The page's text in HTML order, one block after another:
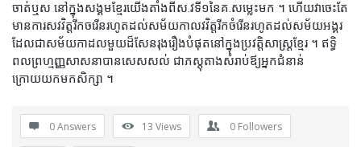
ចាត់ឬស នៅក្នុងសង្គមខ្មែរយើងតាំងពីស.វទី១នៃគ.សម្លេះមក ។ ហើយវាចេះតែ
មានការសវវិត្តរីកចរើនរហូតដល់សម័យកាលវវិត្តរីកចំរើនរហូតដល់សម័យអង្គរ
ដែលជាសម័យកាដលមួយដ៏សែនរុងរឿងបំផុតនៅក្នុងប្រវត្តិសាស្រ្ដខ្មែរ ។ ឥទ្ធិ
ពលព្រហ្មញ្ញសាសនាបានសេសសល់ ជាភស្តុតាងសំរាប់ឪ្យអ្នកជំនាន់
ក្រោយយកមកសិក្សា ។
0 Answers 13 Views 0 Followers